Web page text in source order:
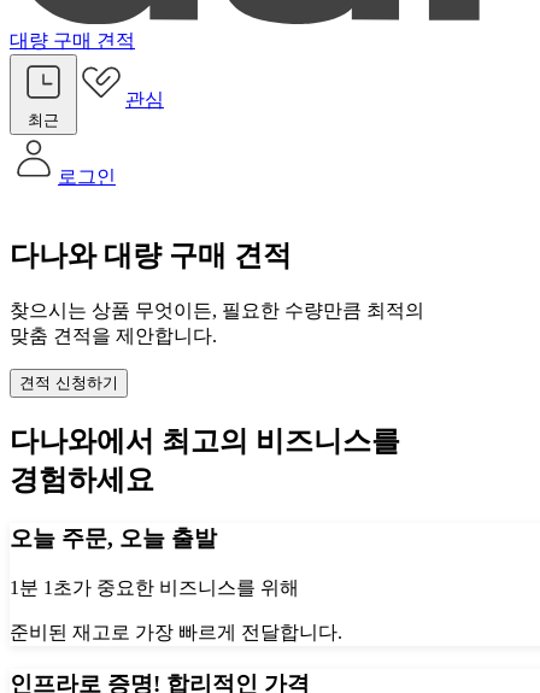
대량 구매 견적
최근
관심
로그인
다나와 대량 구매 견적
찾으시는 상품 무엇이든, 필요한 수량만큼 최적의
맞춤 견적을 제안합니다.
견적 신청하기
다나와에서 최고의 비즈니스를
경험하세요
오늘 주문, 오늘 출발
1분 1초가 중요한 비즈니스를 위해
준비된 재고로 가장 빠르게 전달합니다.
인프라로 증명! 합리적인 가격